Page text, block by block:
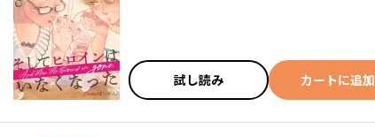
試し読み カートに追加